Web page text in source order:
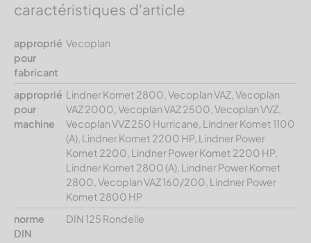
caractéristiques d'article
approprié
pour
fabricant
Vecoplan
approprié
pour
machine
Lindner Komet 2800, Vecoplan VAZ, Vecoplan
VAZ 2000, Vecoplan VAZ 2500, Vecoplan VVZ,
Vecoplan VVZ 250 Hurricane, Lindner Komet 1100
(A), Lindner Komet 2200 HP, Lindner Power
Komet 2200, Lindner Power Komet 2200 HP,
Lindner Komet 2800 (A), Lindner Power Komet
2800, Vecoplan VAZ 160/200, Lindner Power
Komet 2800 HP
norme
DIN
DIN 125 Rondelle